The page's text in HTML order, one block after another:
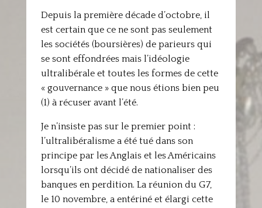
Depuis la première décade d’octobre, il
est certain que ce ne sont pas seulement
les sociétés (boursières) de parieurs qui
se sont effondrées mais l’idéologie
ultralibérale et toutes les formes de cette
« gouvernance » que nous étions bien peu
(1) à récuser avant l’été.
Je n’insiste pas sur le premier point :
l’ultralibéralisme a été tué dans son
principe par les Anglais et les Américains
lorsqu’ils ont décidé de nationaliser des
banques en perdition. La réunion du G7,
le 10 novembre, a entériné et élargi cette